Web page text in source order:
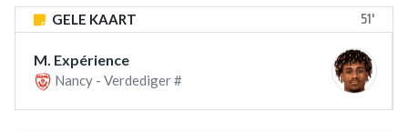
GELE KAART 51'
M. Expérience
Nancy - Verdediger #